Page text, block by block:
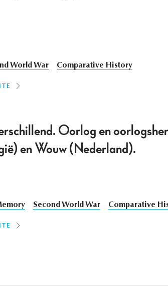
World War Comparative History
Oorlog en
en Wouw (Nederland).
Second World War Comparative